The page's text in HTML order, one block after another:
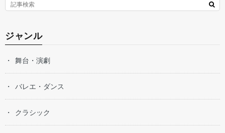
ジャンル
舞台・演劇
バレエ・ダンス
クラシック